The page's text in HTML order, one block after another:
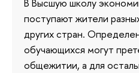
В Высшую школу
поступают жители
других стран.
обучающихся могут
общежитии, а для